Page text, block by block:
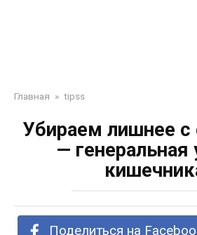
Главная » tipss
Убираем лишнее с
— генеральная
Поделиться на